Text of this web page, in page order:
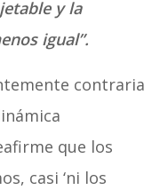
y la
igual”.
contraria
que los
casi ‘ni los